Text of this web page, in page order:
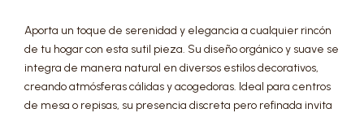
Aporta un toque de serenidad y elegancia a cualquier rincón
de tu hogar con esta sutil pieza. Su diseño orgánico y suave se
integra de manera natural en diversos estilos decorativos,
creando atmósferas cálidas y acogedoras. Ideal para centros
de mesa o repisas, su presencia discreta pero refinada invita